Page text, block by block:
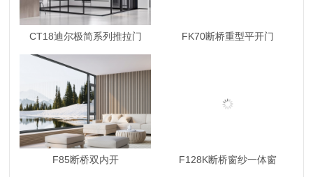
CT18迪尔极简系列推拉门 FK70断桥重型平开门
F85断桥双内开 F128K断桥窗纱一体窗